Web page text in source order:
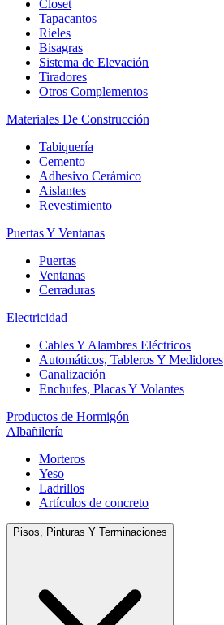
Closet
Tapacantos
Rieles
Bisagras
Sistema de Elevación
Tiradores
Otros Complementos
Materiales De Construcción
Tabiquería
Cemento
Adhesivo Cerámico
Aislantes
Revestimiento
Puertas Y Ventanas
Puertas
Ventanas
Cerraduras
Electricidad
Cables Y Alambres Eléctricos
Automáticos, Tableros Y Medidores
Canalización
Enchufes, Placas Y Volantes
Productos de Hormigón
Albañilería
Morteros
Yeso
Ladrillos
Artículos de concreto
Pisos, Pinturas Y Terminaciones